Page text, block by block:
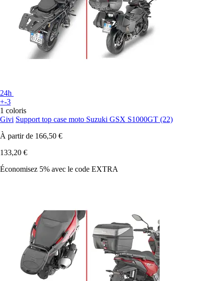
24h
+-3
1 coloris
Givi Support top case moto Suzuki GSX S1000GT (22)
À partir de 166,50 €
133,20 €
Économisez 5% avec le code EXTRA